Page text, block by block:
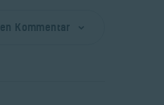
Kommentar